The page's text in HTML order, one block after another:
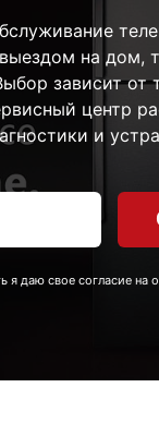
на дом,
зависит от
центр
и
я даю свое согласие на